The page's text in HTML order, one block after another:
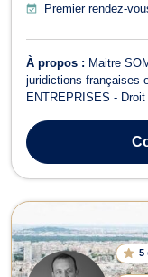
Premier rendez-
À propos : Maitre
juridictions françaises
ENTREPRISES -
Droit de la santé et
(CNDA, CEDH) et
5